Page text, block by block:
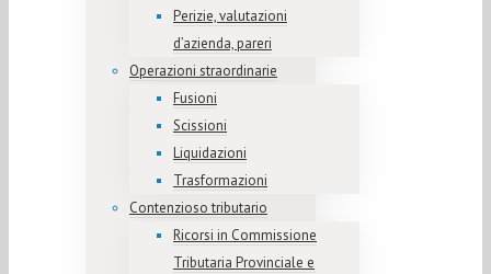
Perizie, valutazioni
d’azienda, pareri
Operazioni straordinarie
Fusioni
Scissioni
Liquidazioni
Trasformazioni
Contenzioso tributario
Ricorsi in Commissione
Tributaria Provinciale e